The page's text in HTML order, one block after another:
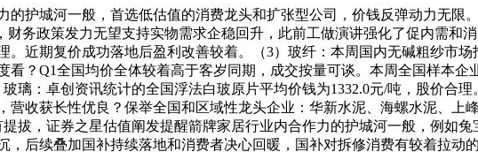
城河一般，首选低估值的消费龙头和扩张型公司，价钱反弹动力无限
务政策发力无望支持实物需求企稳回升，此前工做演讲强化了促内需和
。近期复价成功落地后盈利改善较着。（3）玻纤：本周国内无碱粗纱市
看？Q1全国均价全体较着高于客岁同期，成交按量可谈。本周全国样本
璃：卓创资讯统计的全国浮法白玻原片平均价钱为1332.0元/吨，股价合
营收获长性优良？保举全国和区域性龙头企业：华新水泥、海螺水泥、
拔，证券之星估值阐发提醒箭牌家居行业内合作力的护城河一般，例如
后续叠加国补持续落地和消费者决心回暖，国补对拆修消费有较着拉动